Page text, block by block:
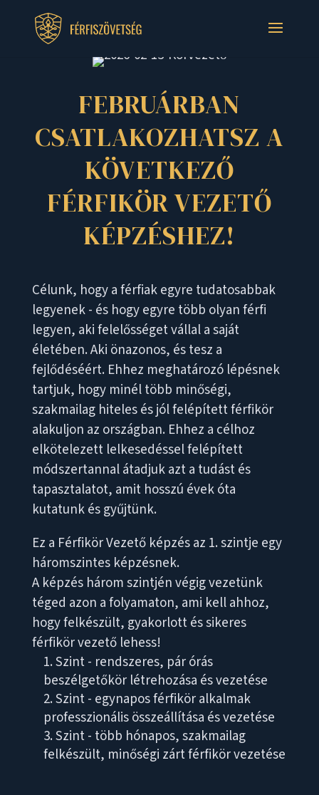
FEBRUÁRBAN
CSATLAKOZHATSZ A
KÖVETKEZŐ
FÉRFIKÖR VEZETŐ
KÉPZÉSHEZ!
Célunk, hogy a férfiak egyre tudatosabbak
legyenek - és hogy egyre több olyan férfi
legyen, aki felelősséget vállal a saját
életében. Aki önazonos, és tesz a
fejlődéséért. Ehhez meghatározó lépésnek
tartjuk, hogy minél több minőségi,
szakmailag hiteles és jól felépített férfikör
alakuljon az országban. Ehhez a célhoz
elkötelezett lelkesedéssel felépített
módszertannal átadjuk azt a tudást és
tapasztalatot, amit hosszú évek óta
kutatunk és gyűjtünk.
Ez a Férfikör Vezető képzés az 1. szintje egy
háromszintes képzésnek.
A képzés három szintjén végig vezetünk
téged azon a folyamaton, ami kell ahhoz,
hogy felkészült, gyakorlott és sikeres
férfikör vezető lehess!
Szint - rendszeres, pár órás
beszélgetőkör létrehozása és vezetése
Szint - egynapos férfikör alkalmak
professzionális összeállítása és vezetése
Szint - több hónapos, szakmailag
felkészült, minőségi zárt férfikör vezetése